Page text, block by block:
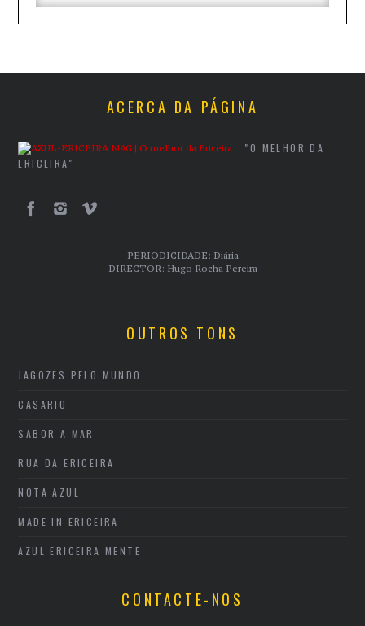
ACERCA DA PÁGINA
"O MELHOR DA
ERICEIRA"
PERIODICIDADE: Diária
DIRECTOR: Hugo Rocha Pereira
OUTROS TONS
JAGOZES PELO MUNDO
CASARIO
SABOR A MAR
RUA DA ERICEIRA
NOTA AZUL
MADE IN ERICEIRA
AZUL ERICEIRA MENTE
CONTACTE-NOS